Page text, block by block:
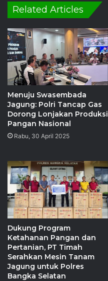
Related Articles
‎Menuju Swasembada
Jagung: Polri Tancap Gas
Dorong Lonjakan Produksi
Pangan Nasional
Rabu, 30 April 2025
Dukung Program
Ketahanan Pangan dan
Pertanian, PT Timah
Serahkan Mesin Tanam
Jagung untuk Polres
Bangka Selatan